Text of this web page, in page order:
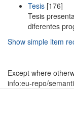
Tesis [176]
Tesis
diferentes
Show simple item
Except where
info:eu-repo/